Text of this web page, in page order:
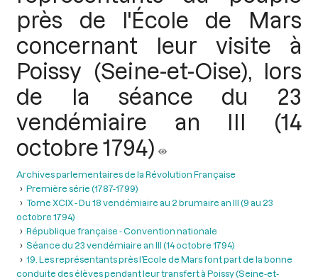
près de l'École de Mars
concernant leur visite à
Poissy (Seine-et-Oise), lors
de la séance du 23
vendémiaire an III (14
octobre 1794)
Archives parlementaires de la Révolution Française
Première série (1787-1799)
Tome XCIX - Du 18 vendémiaire au 2 brumaire an III (9 au 23
octobre 1794)
République française - Convention nationale
Séance du 23 vendémiaire an III (14 octobre 1794)
19. Les représentants près l’Ecole de Mars font part de la bonne
conduite des élèves pendant leur transfert à Poissy (Seine-et-